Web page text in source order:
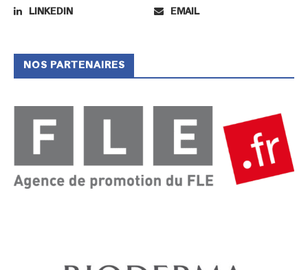
LINKEDIN EMAIL
NOS PARTENAIRES